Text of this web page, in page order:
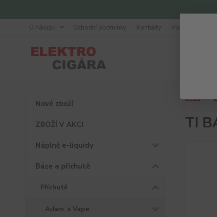
O nákupu Ochodní podmínky Kontakty Poradna
Nové zboží
ZBOŽÍ V AKCI
Náplně e-liquidy
Báze a příchutě
Příchutě
Adam´s Vape
Úvod
TI